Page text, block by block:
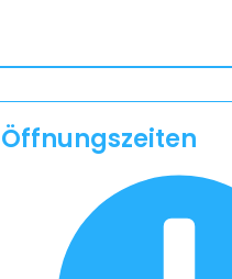
Öffnungszeiten